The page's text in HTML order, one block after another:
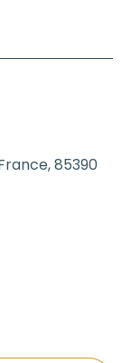
85390